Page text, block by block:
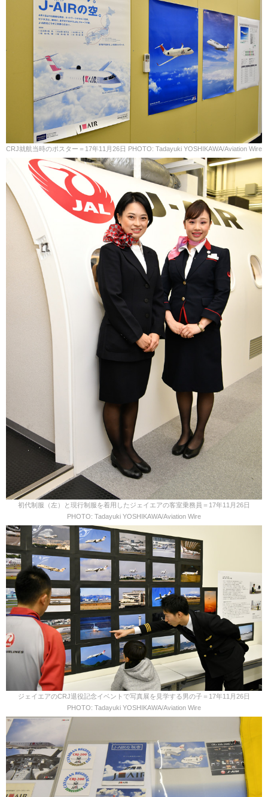
CRJ就航当時のポスター＝17年11月26日 PHOTO: Tadayuki YOSHIKAWA/Aviation Wire
初代制服（左）と現行制服を着用したジェイエアの客室乗務員＝17年11月26日
PHOTO: Tadayuki YOSHIKAWA/Aviation Wire
ジェイエアのCRJ退役記念イベントで写真展を見学する男の子＝17年11月26日
PHOTO: Tadayuki YOSHIKAWA/Aviation Wire